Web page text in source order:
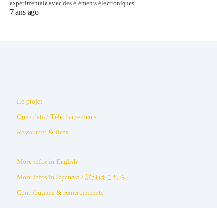
expérimentale avec des éléments électroniques…
7 ans ago
Le projet
Open data / Téléchargements
Ressources & liens
More infos in English
More infos in Japanese / 詳細はこちら
Contributions & remerciements